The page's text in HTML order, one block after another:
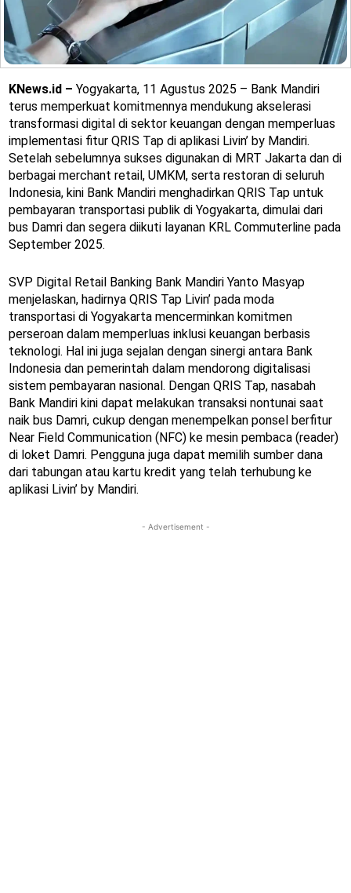
KNews.id – Yogyakarta, 11 Agustus 2025 – Bank Mandiri
terus memperkuat komitmennya mendukung akselerasi
transformasi digital di sektor keuangan dengan memperluas
implementasi fitur QRIS Tap di aplikasi Livin’ by Mandiri.
Setelah sebelumnya sukses digunakan di MRT Jakarta dan di
berbagai merchant retail, UMKM, serta restoran di seluruh
Indonesia, kini Bank Mandiri menghadirkan QRIS Tap untuk
pembayaran transportasi publik di Yogyakarta, dimulai dari
bus Damri dan segera diikuti layanan KRL Commuterline pada
September 2025.
SVP Digital Retail Banking Bank Mandiri Yanto Masyap
menjelaskan, hadirnya QRIS Tap Livin’ pada moda
transportasi di Yogyakarta mencerminkan komitmen
perseroan dalam memperluas inklusi keuangan berbasis
teknologi. Hal ini juga sejalan dengan sinergi antara Bank
Indonesia dan pemerintah dalam mendorong digitalisasi
sistem pembayaran nasional. Dengan QRIS Tap, nasabah
Bank Mandiri kini dapat melakukan transaksi nontunai saat
naik bus Damri, cukup dengan menempelkan ponsel berfitur
Near Field Communication (NFC) ke mesin pembaca (reader)
di loket Damri. Pengguna juga dapat memilih sumber dana
dari tabungan atau kartu kredit yang telah terhubung ke
aplikasi Livin’ by Mandiri.
- Advertisement -